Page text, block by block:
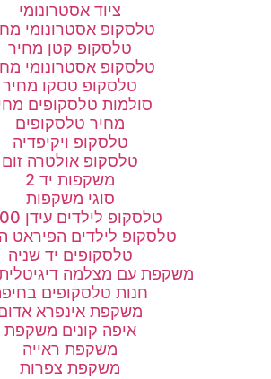
ציוד אסטרונומי
טלסקופ אסטרונומי
טלסקופ קטן מחיר
טלסקופ אסטרונומי
טלסקופ טסקו מחיר
סולמות טלסקופים
מחיר טלסקופים
טלסקופ ויקיפדיה
טלסקופ אולטרה זום
משקפות יד 2
סוגי משקפות
טלסקופ לילדים עידן 2000
טלסקופ לילדים הפיראט
טלסקופים יד שניה
משקפת עם מצלמה
חנות טלסקופים
משקפת אינפרא
איפה קונים משקפת
משקפת ראייה
משקפת צפרות